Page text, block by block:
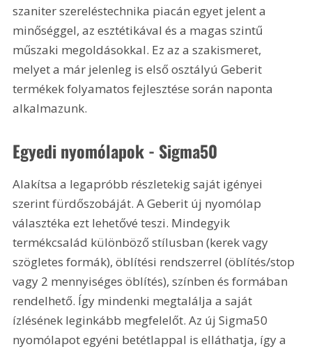
szaniter szereléstechnika piacán egyet jelent a
minőséggel, az esztétikával és a magas szintű
műszaki megoldásokkal. Ez az a szakismeret,
melyet a már jelenleg is első osztályú Geberit
termékek folyamatos fejlesztése során naponta
alkalmazunk.
Egyedi nyomólapok - Sigma50
Alakítsa a legapróbb részletekig saját igényei
szerint fürdőszobáját. A Geberit új nyomólap
választéka ezt lehetővé teszi. Mindegyik
termékcsalád különböző stílusban (kerek vagy
szögletes formák), öblítési rendszerrel (öblítés/stop
vagy 2 mennyiséges öblítés), színben és formában
rendelhető. Így mindenki megtalálja a saját
ízlésének leginkább megfelelőt. Az új Sigma50
nyomólapot egyéni betétlappal is elláthatja, így a